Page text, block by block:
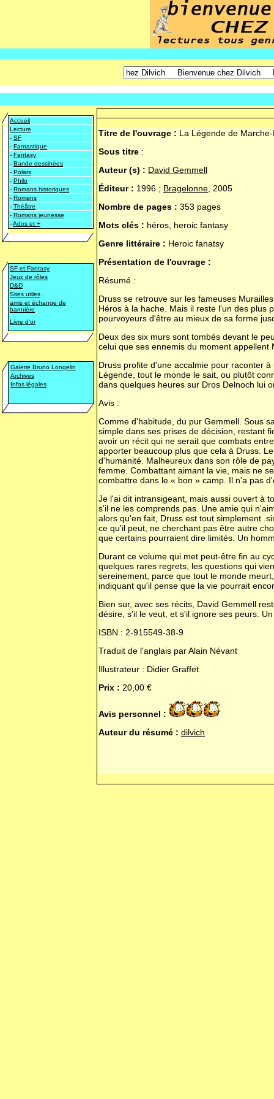
Accueil
Lecture
- SF
- Fantastique
- Fantasy
- Bande dessinées
- Polars
- Philo
- Romans historiques
- Romans
- Théâtre
- Romans jeunesse
-Ados et +
SF et Fantasy
Jeux de rôles
D&D
Sites utiles
amis et échange de
bannière
Livre d'or
Galerie Bruno Longelin
Archives
Infos légales
Titre de l'ouvrage : La Légende de
Sous titre :
Auteur (s) : David Gemmell
Éditeur : 1996 ; Bragelonne , 2005
Nombre de pages : 353 pages
Mots clés : héros, heroic fantasy
Genre littéraire : Heroic fanatsy
Présentation de l'ouvrage :
Résumé :
Druss se retrouve sur les fameuses
Héros à la hache. Mais il reste l'un des plus
pourvoyeurs d'être au mieux de sa forme
Deux des six murs sont tombés devant le
celui que ses ennemis du moment
Druss profite d'une accalmie pour raconter
Légende, tout le monde le sait, ou plutôt
dans quelques heures sur Dros Delnoch lui
Avis :
Comme d'habitude, du pur Gemmell. Sous
simple dans ses prises de décision, restant
avoir un récit qui ne serait que combats
apporter beaucoup plus que cela à Druss.
d'humanité. Malheureux dans son rôle de
femme. Combattant aimant la vie, mais ne
combattre dans le « bon » camp. Il n'a pas
Je l'ai dit intransigeant, mais aussi ouvert à
s'il ne les comprends pas. Une amie qui
alors qu'en fait, Druss est tout simplement
ce qu'il peut, ne cherchant pas être autre
que certains pourraient dire limités. Un
Durant ce volume qui met peut-être fin au
quelques rares regrets, les questions qui
sereinement, parce que tout le monde
indiquant qu'il pense que la vie pourrait
Bien sur, avec ses récits, David Gemmell
désire, s'il le veut, et s'il ignore ses peurs.
ISBN : 2-915549-38-9
Traduit de l'anglais par Alain Névant
Illustrateur : Didier Graffet
Prix : 20,00 €
Avis personnel :
Auteur du résumé : dilvich